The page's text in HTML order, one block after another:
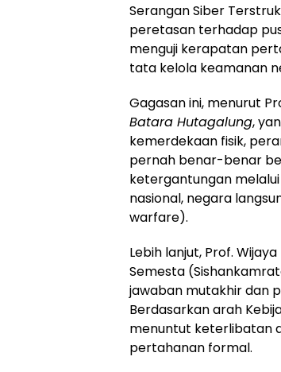
Serangan Siber
peretasan terhadap
menguji kerapatan
tata kelola keamanan
Gagasan ini, menurut
Batara Hutagalung,
kemerdekaan fisik,
pernah benar-benar
ketergantungan
nasional, negara
warfare).
Lebih lanjut, Prof.
Semesta
jawaban mutakhir dan
Berdasarkan arah
menuntut keterlibatan
pertahanan formal.